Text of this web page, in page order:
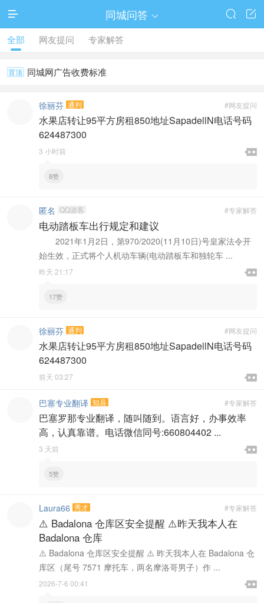
 同城问答  

全部 网友提问 专家解答
置顶 同城网广告收费标准
#网友提问
徐丽芬 通判
水果店转让95平方房租850地址SapadellN电话号码
624487300

3 小时前 
8赞
#专家解答
匿名 QQ游客
电动踏板车出行规定和建议
2021年1月2日，第970/2020(11月10日)号皇家法令开
始生效，正式将个人机动车辆(电动踏板车和独轮车 ...

昨天 21:17 
17赞
#网友提问
徐丽芬 通判
水果店转让95平方房租850地址SapadellN电话号码
624487300

前天 03:27 
#专家解答
巴塞专业翻译 知县
巴塞罗那专业翻译，随叫随到。语言好，办事效率
高，认真靠谱。电话微信同号:660804402 ...

3 天前 
5赞
#专家解答
Laura66 秀才
⚠️ Badalona 仓库区安全提醒 ⚠️昨天我本人在
Badalona 仓库
⚠️ Badalona 仓库区安全提醒 ⚠️ 昨天我本人在 Badalona 仓
库区（尾号 7571 摩托车，两名摩洛哥男子）作 ...

2026-7-6 00:41 